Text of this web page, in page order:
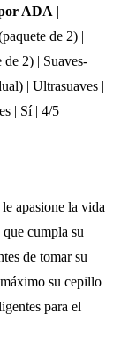
ADA |
de 2) |
2) | Suaves-
| Ultrasuaves |
| Sí | 4/5
apasione la vida
cumpla su
de tomar su
su cepillo
para el